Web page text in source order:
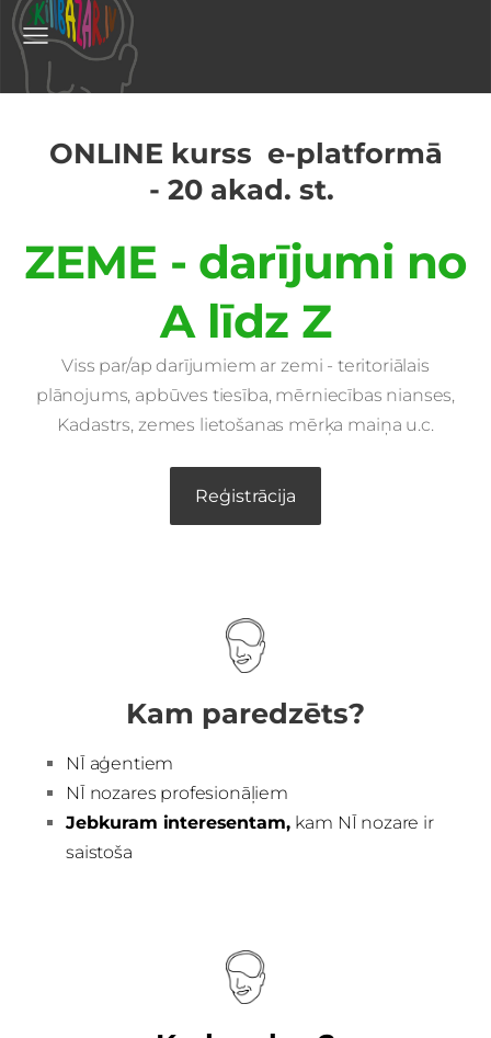
ONLINE kurss e-platformā
- 20 akad. st.
ZEME - darījumi no
A līdz Z
Viss par/ap darījumiem ar zemi - teritoriālais
plānojums, apbūves tiesība, mērniecības nianses,
Kadastrs, zemes lietošanas mērķa maiņa u.c.
Reģistrācija
Kam paredzēts?
NĪ aģentiem
NĪ nozares profesionāļiem
Jebkuram interesentam, kam NĪ nozare ir
saistoša